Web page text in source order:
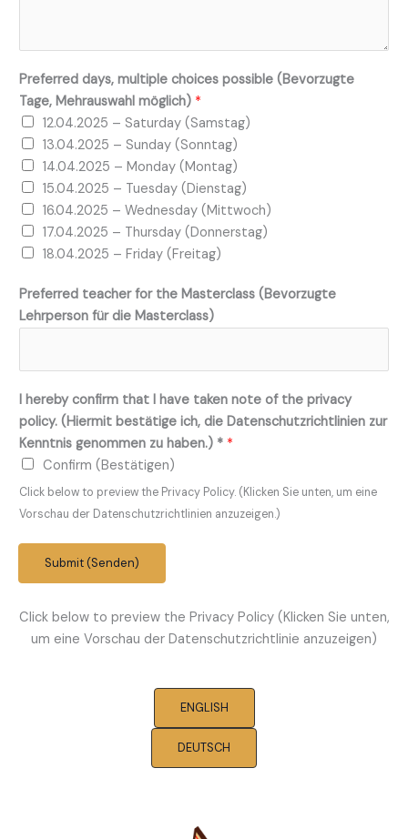
Preferred days, multiple choices possible (Bevorzugte
Tage, Mehrauswahl möglich) *
12.04.2025 – Saturday (Samstag)
13.04.2025 – Sunday (Sonntag)
14.04.2025 – Monday (Montag)
15.04.2025 – Tuesday (Dienstag)
16.04.2025 – Wednesday (Mittwoch)
17.04.2025 – Thursday (Donnerstag)
18.04.2025 – Friday (Freitag)
Preferred teacher for the Masterclass (Bevorzugte
Lehrperson für die Masterclass)
I hereby confirm that I have taken note of the privacy
policy. (Hiermit bestätige ich, die Datenschutzrichtlinien zur
Kenntnis genommen zu haben.) * *
Confirm (Bestätigen)
Click below to preview the Privacy Policy. (Klicken Sie unten, um eine
Vorschau der Datenschutzrichtlinien anzuzeigen.)
Submit (Senden)
Click below to preview the Privacy Policy (Klicken Sie unten,
um eine Vorschau der Datenschutzrichtlinie anzuzeigen)
ENGLISH
DEUTSCH